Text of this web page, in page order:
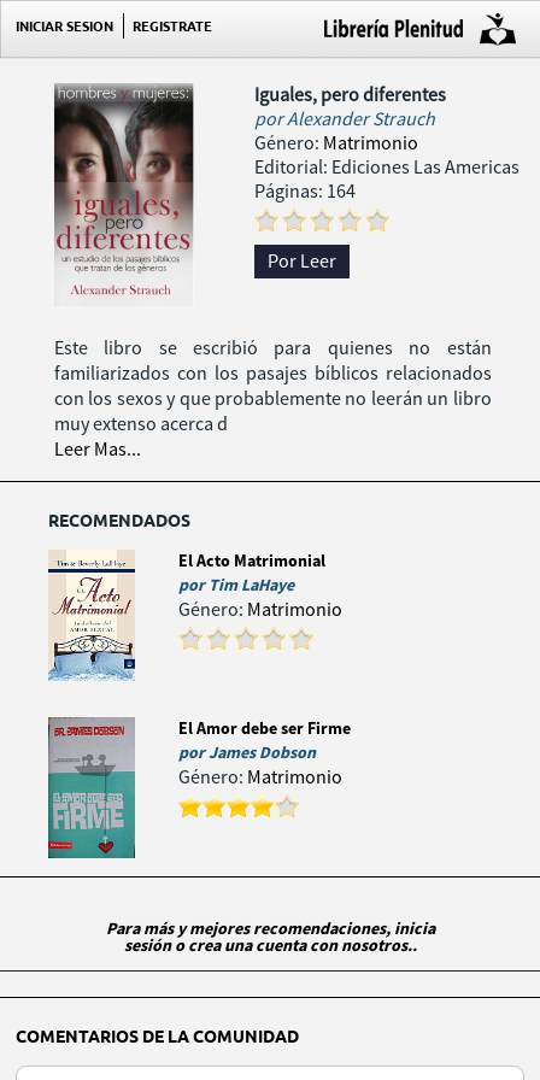
INICIAR SESION REGISTRATE
Iguales, pero diferentes
porAlexander Strauch
Género: Matrimonio
Editorial: Ediciones Las Americas
Páginas: 164
Por Leer
Este libro se escribió para quienes no están
familiarizados con los pasajes bíblicos relacionados
con los sexos y que probablemente no leerán un libro
muy extenso acerca d
Leer Mas...
RECOMENDADOS
El Acto Matrimonial
porTim LaHaye
Género: Matrimonio
El Amor debe ser Firme
porJames Dobson
Género: Matrimonio
Para más y mejores recomendaciones, inicia
sesión o crea una cuenta con nosotros..
COMENTARIOS DE LA COMUNIDAD